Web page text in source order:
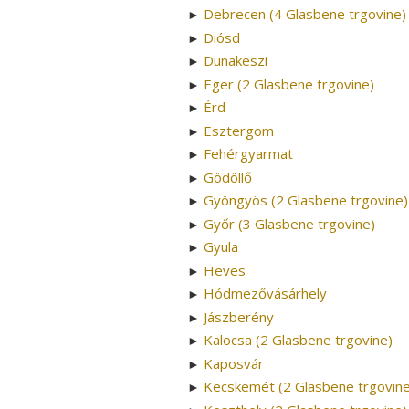
► Debrecen (4 Glasbene trgovine)
► Diósd
► Dunakeszi
► Eger (2 Glasbene trgovine)
► Érd
► Esztergom
► Fehérgyarmat
► Gödöllő
► Gyöngyös (2 Glasbene trgovine)
► Győr (3 Glasbene trgovine)
► Gyula
► Heves
► Hódmezővásárhely
► Jászberény
► Kalocsa (2 Glasbene trgovine)
► Kaposvár
► Kecskemét (2 Glasbene